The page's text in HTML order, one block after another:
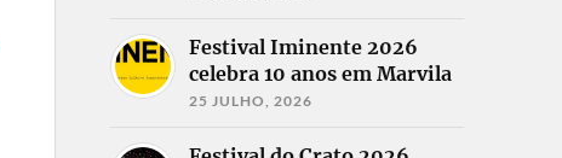
Festival Iminente 2026
celebra 10 anos em Marvila
25 JULHO, 2026